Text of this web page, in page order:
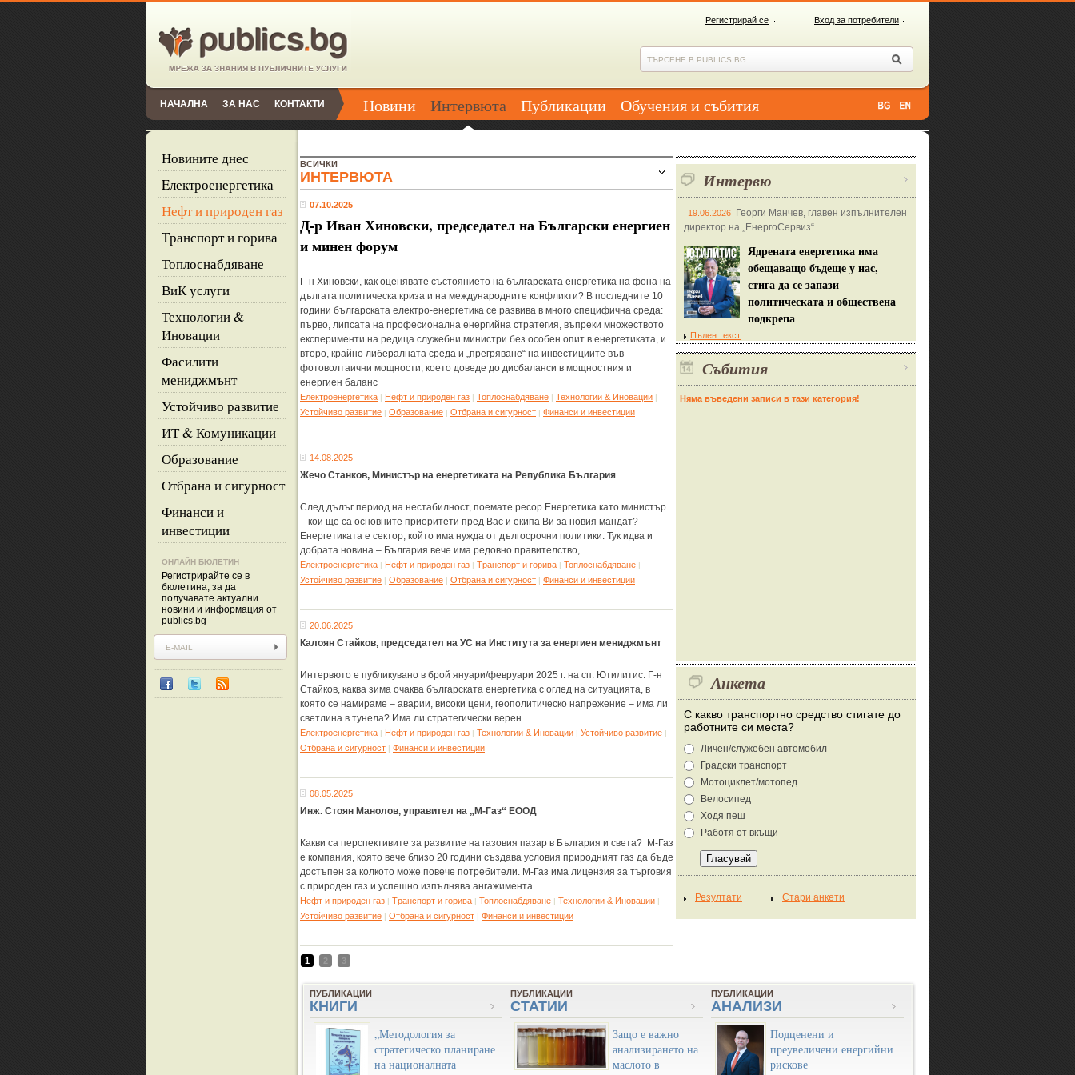
Регистрирай се Вход за потребители
НАЧАЛНА ЗА НАС КОНТАКТИ Новини Интервюта Публикации Обучения и събития
Новините днес
Eлектроенергетика
Нефт и природен газ
Tранспорт и горива
Топлоснабдяване
ВиК услуги
Технологии &
Иновации
Фасилити
мениджмънт
Устойчиво развитие
ИТ & Комуникации
Образование
Отбрана и сигурност
Финанси и
инвестиции
ОНЛАЙН БЮЛЕТИН
Регистрирайте се в
бюлетина, за да
получавате актуални
новини и информация от
publics.bg
ВСИЧКИ
ИНТЕРВЮТА
07.10.2025
Д-р Иван Хиновски, председател на Български енергиен
и минен форум
Г-н Хиновски, как оценявате състоянието на българската енергетика на фона на
дългата политическа криза и на международните конфликти? В последните 10
години българската електро-енергетика се развива в много специфична среда:
първо, липсата на професионална енергийна стратегия, въпреки множеството
експерименти на редица служебни министри без особен опит в енергетиката, и
второ, крайно либералната среда и „прегряване“ на инвестициите във
фотоволтаични мощности, което доведе до дисбаланси в мощностния и
енергиен баланс
Eлектроенергетика | Нефт и природен газ | Топлоснабдяване | Технологии & Иновации |
Устойчиво развитие | Образование | Отбрана и сигурност | Финанси и инвестиции
14.08.2025
Жечо Станков, Министър на енергетиката на Република България
След дълъг период на нестабилност, поемате ресор Енергетика като министър
– кои ще са основните приоритети пред Вас и екипа Ви за новия мандат?
Енергетиката е сектор, който има нужда от дългосрочни политики. Тук идва и
добрата новина – България вече има редовно правителство,
Eлектроенергетика | Нефт и природен газ | Tранспорт и горива | Топлоснабдяване |
Устойчиво развитие | Образование | Отбрана и сигурност | Финанси и инвестиции
20.06.2025
Калоян Стайков, председател на УС на Института за енергиен мениджмънт
Интервюто е публикувано в брой януари/февруари 2025 г. на сп. Ютилитис. Г-н
Стайков, каква зима очаква българската енергетика с оглед на ситуацията, в
която се намираме – аварии, високи цени, геополитическо напрежение – има ли
светлина в тунела? Има ли стратегически верен
Eлектроенергетика | Нефт и природен газ | Технологии & Иновации | Устойчиво развитие |
Отбрана и сигурност | Финанси и инвестиции
08.05.2025
Инж. Стоян Манолов, управител на „М-Газ“ ЕООД
Какви са перспективите за развитие на газовия пазар в България и света? М-Газ
е компания, която вече близо 20 години създава условия природният газ да бъде
достъпен за колкото може повече потребители. М-Газ има лицензия за търговия
с природен газ ‎и успешно изпълнява ангажимента
Нефт и природен газ | Tранспорт и горива | Топлоснабдяване | Технологии & Иновации |
Устойчиво развитие | Отбрана и сигурност | Финанси и инвестиции
1 2 3
Интервю
19.06.2026 Георги Манчев, главен изпълнителен
директор на „ЕнергоСервиз“
Ядрената енергетика има
обещаващо бъдеще у нас,
стига да се запази
политическата и обществена
подкрепа
Пълен текст
Събития
Няма въведени записи в тази категория!
Анкета
С какво транспортно средство стигате до
работните си места?
Личен/служебен автомобил
Градски транспорт
Мотоциклет/мотопед
Велосипед
Ходя пеш
Работя от вкъщи
ПУБЛИКАЦИИ
КНИГИ
„Методология за
стратегическо планиране
на националната
ПУБЛИКАЦИИ
СТАТИИ
Защо е важно
анализирането на
маслото в
ПУБЛИКАЦИИ
АНАЛИЗИ
Подценени и
преувеличени енергийни
рискове